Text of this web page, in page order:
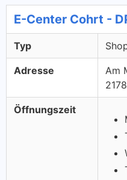
E-Center Cohrt -
Typ
Adresse
Am
Öffnungszeit